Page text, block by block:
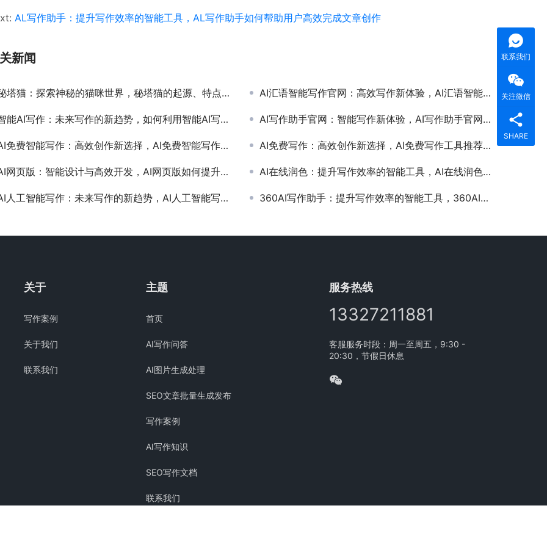
AL写作助手：提升写作效率的智能工具，AL写作助手如何帮助用户高效完成文章创作
新闻
塔猫：探索神秘的猫咪世界，秘塔猫的起源、特点与饲养指南 AI汇语智能写作官网：高效写作新体验，AI汇语智能写作官网的功能与优势解析
能AI写作：未来写作的新趋势，如何利用智能AI写作提升内容创作效率 AI写作助手官网：智能写作新体验，AI写作助手官网功能与使用指南
免费智能写作：高效创作新选择，AI免费智能写作工具推荐与使用指南 AI免费写作：高效创作新选择，AI免费写作工具推荐与使用指南
网页版：智能设计与高效开发，AI网页版如何提升网站建设和用户体验 AI在线润色：提升写作效率的智能工具，AI在线润色服务如何帮助用户优化文章内容
人工智能写作：未来写作的新趋势，AI人工智能写作如何改变内容创作方式 360AI写作助手：提升写作效率的智能工具，360AI写作助手功能与使用体验详解
关于
写作案例
关于我们
联系我们
主题
首页
AI写作问答
AI图片生成处理
SEO文章批量生成发布
写作案例
AI写作知识
SEO写作文档
联系我们
服务热线
13327211881
客服服务时段：周一至周五，9:30 -
20:30，节假日休息
联系我们
关注微信
SHARE